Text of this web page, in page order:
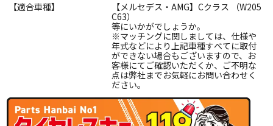
【適合車種】
【メルセデス・AMG】Cクラス （W205
C63）
等にいかがでしょうか。
※マッチングに関しましては、仕様や
年式などにより上記車種すべてに取付
ができない場合もございますので、お
客様にてご確認いただくか、ご不明な
点は弊社までお気軽にお問い合わせく
ださい。